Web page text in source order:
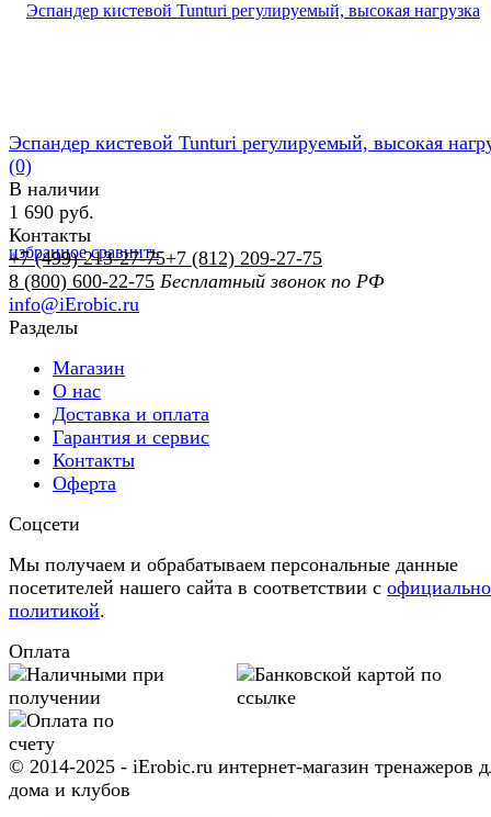
избранное сравнить
Эспандер кистевой Tunturi регулируемый, высокая
(0)
В наличии
1 690 руб.
Контакты
+7 (499) 213-27-75+7 (812) 209-27-75
8 (800) 600-22-75 Бесплатный звонок по РФ
info@iErobic.ru
Разделы
Магазин
О нас
Доставка и оплата
Гарантия и сервис
Контакты
Оферта
Соцсети
Мы получаем и обрабатываем персональные данные
посетителей нашего сайта в соответствии с
политикой.
Оплата
© 2014-2025 - iErobic.ru интернет-магазин тренажеров
дома и клубов